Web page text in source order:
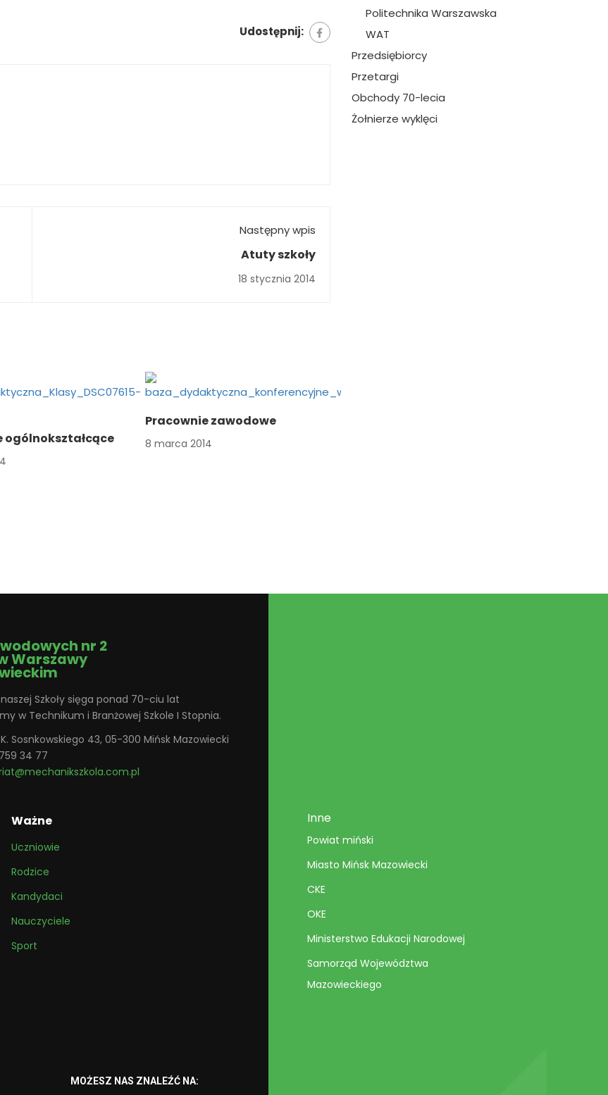
Udostępnij:
Następny wpis
Atuty szkoły
18 stycznia 2014
ogólnokształcące
Pracownie zawodowe
8 marca 2014
Politechnika Warszawska
WAT
Przedsiębiorcy
Przetargi
Obchody 70-lecia
Żołnierze wyklęci
nr 2
Warszawy
Szkoły sięga ponad 70-ciu lat
w Technikum i Branżowej Szkole I Stopnia.
Sosnkowskiego 43, 05-300 Mińsk Mazowiecki
34 77
Ważne
Uczniowie
Rodzice
Kandydaci
Nauczyciele
Sport
Inne
Powiat miński
Miasto Mińsk Mazowiecki
CKE
OKE
Ministerstwo Edukacji Narodowej
Samorząd Województwa
Mazowieckiego
MOŻESZ NAS ZNALEŹĆ NA: